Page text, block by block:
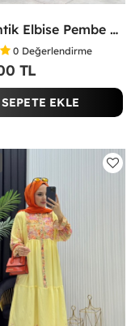
Romantik Elbise Pembe Pembe
0 Değerlendirme
TL
SEPETE EKLE